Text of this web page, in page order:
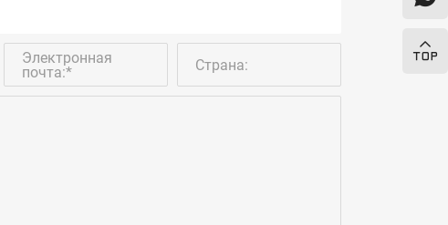
Электронная
почта:* Страна: